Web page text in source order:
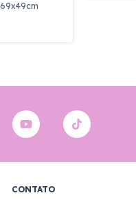
69x49cm
CONTATO